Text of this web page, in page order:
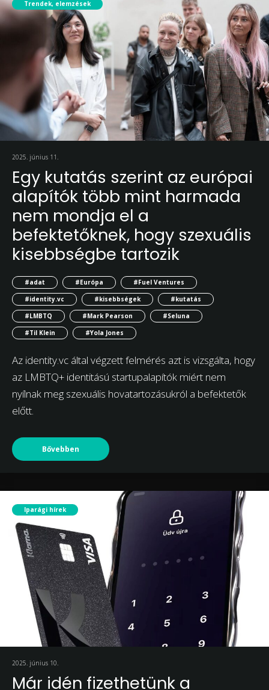
Trendek, elemzések
2025. június 11.
Egy kutatás szerint az európai
alapítók több mint harmada
nem mondja el a
befektetőknek, hogy szexuális
kisebbségbe tartozik
#adat #Európa
#Fuel Ventures
#identity.vc
#kisebbségek
#kutatás
#LMBTQ
#Mark Pearson
#Seluna
#Til Klein
#Yola Jones
Az identity.vc által végzett felmérés azt is vizsgálta, hogy
az LMBTQ+ identitású startupalapítók miért nem
nyílnak meg szexuális hovatartozásukról a befektetők
előtt.
Bővebben
Iparági hírek
2025. június 10.
Már idén fizethetünk a